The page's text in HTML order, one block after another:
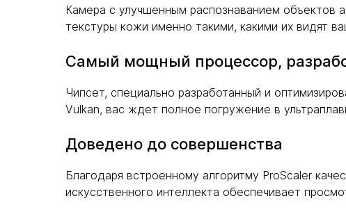
Камера с улучшенным распознаванием объектов
текстуры кожи именно такими, какими их видят
Самый мощный процессор,
Чипсет, специально разработанный и
Vulkan, вас ждет полное погружение в
Доведено до совершенства
Благодаря встроенному алгоритму ProScaler
искусственного интеллекта обеспечивает